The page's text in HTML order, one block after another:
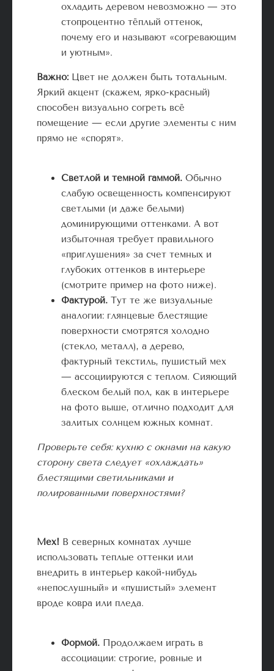
охладить деревом невозможно — это
стопроцентно тёплый оттенок,
почему его и называют «согревающим
и уютным».
Важно: Цвет не должен быть тотальным.
Яркий акцент (скажем, ярко-красный)
способен визуально согреть всё
помещение — если другие элементы с ним
прямо не «спорят».
Светлой и темной гаммой. Обычно
слабую освещенность компенсируют
светлыми (и даже белыми)
доминирующими оттенками. А вот
избыточная требует правильного
«приглушения» за счет темных и
глубоких оттенков в интерьере
(смотрите пример на фото ниже).
Фактурой. Тут те же визуальные
аналогии: глянцевые блестящие
поверхности смотрятся холодно
(стекло, металл), а дерево,
фактурный текстиль, пушистый мех
— ассоциируются с теплом. Сияющий
блеском белый пол, как в интерьере
на фото выше, отлично подходит для
залитых солнцем южных комнат.
Проверьте себя: кухню с окнами на какую
сторону света следует «охлаждать»
блестящими светильниками и
полированными поверхностями?
Мех! В северных комнатах лучше
использовать теплые оттенки или
внедрить в интерьер какой-нибудь
«непослушный» и «пушистый» элемент
вроде ковра или пледа.
Формой. Продолжаем играть в
ассоциации: строгие, ровные и